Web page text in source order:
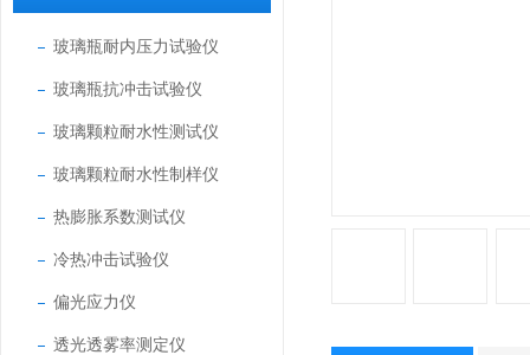
玻璃瓶耐内压力试验仪
玻璃瓶抗冲击试验仪
玻璃颗粒耐水性测试仪
玻璃颗粒耐水性制样仪
热膨胀系数测试仪
冷热冲击试验仪
偏光应力仪
透光透雾率测定仪